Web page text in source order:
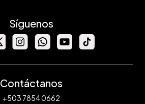
Síguenos
Contáctanos
+503 7854 0662